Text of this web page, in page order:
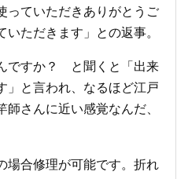
っていただきありがとうご
ただきます」との返事。
ですか？ と聞くと「出来
」と言われ、なるほど江戸
さんに近い感覚なんだ、
場合修理が可能です。折れ